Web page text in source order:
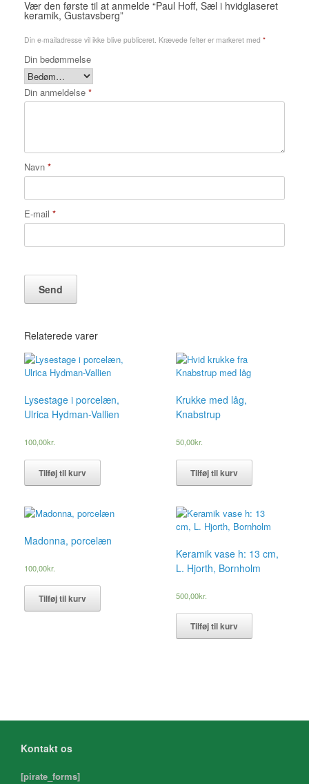
Vær den første til at anmelde “Paul Hoff, Sæl i hvidglaseret
keramik, Gustavsberg”
Din e-mailadresse vil ikke blive publiceret. Krævede felter er markeret med *
Din bedømmelse
Din anmeldelse *
Navn *
E-mail *
Relaterede varer
Lysestage i porcelæn,
Ulrica Hydman-Vallien
100,00kr.
Tilføj til kurv
Krukke med låg,
Knabstrup
50,00kr.
Tilføj til kurv
Madonna, porcelæn
100,00kr.
Tilføj til kurv
Keramik vase h: 13 cm,
L. Hjorth, Bornholm
500,00kr.
Tilføj til kurv
Kontakt os
[pirate_forms]